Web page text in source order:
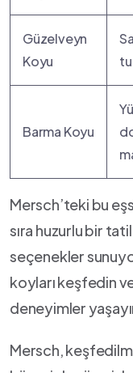
Güzelveyn
Koyu
Barma Koyu
Mersch’teki bu
sıra huzurlu bir
seçenekler
koyları keşfedin
deneyimler
Mersch,